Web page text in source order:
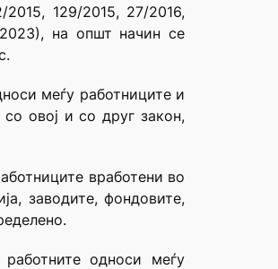
129/2015, 27/2016,
2023), на општ начин се
меѓу работниците и
овој и со друг закон,
вработени во
заводите, фондовите,
односи меѓу